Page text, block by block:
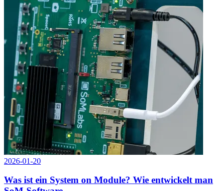
2026-01-20
Was ist ein System on Module? Wie entwickelt man